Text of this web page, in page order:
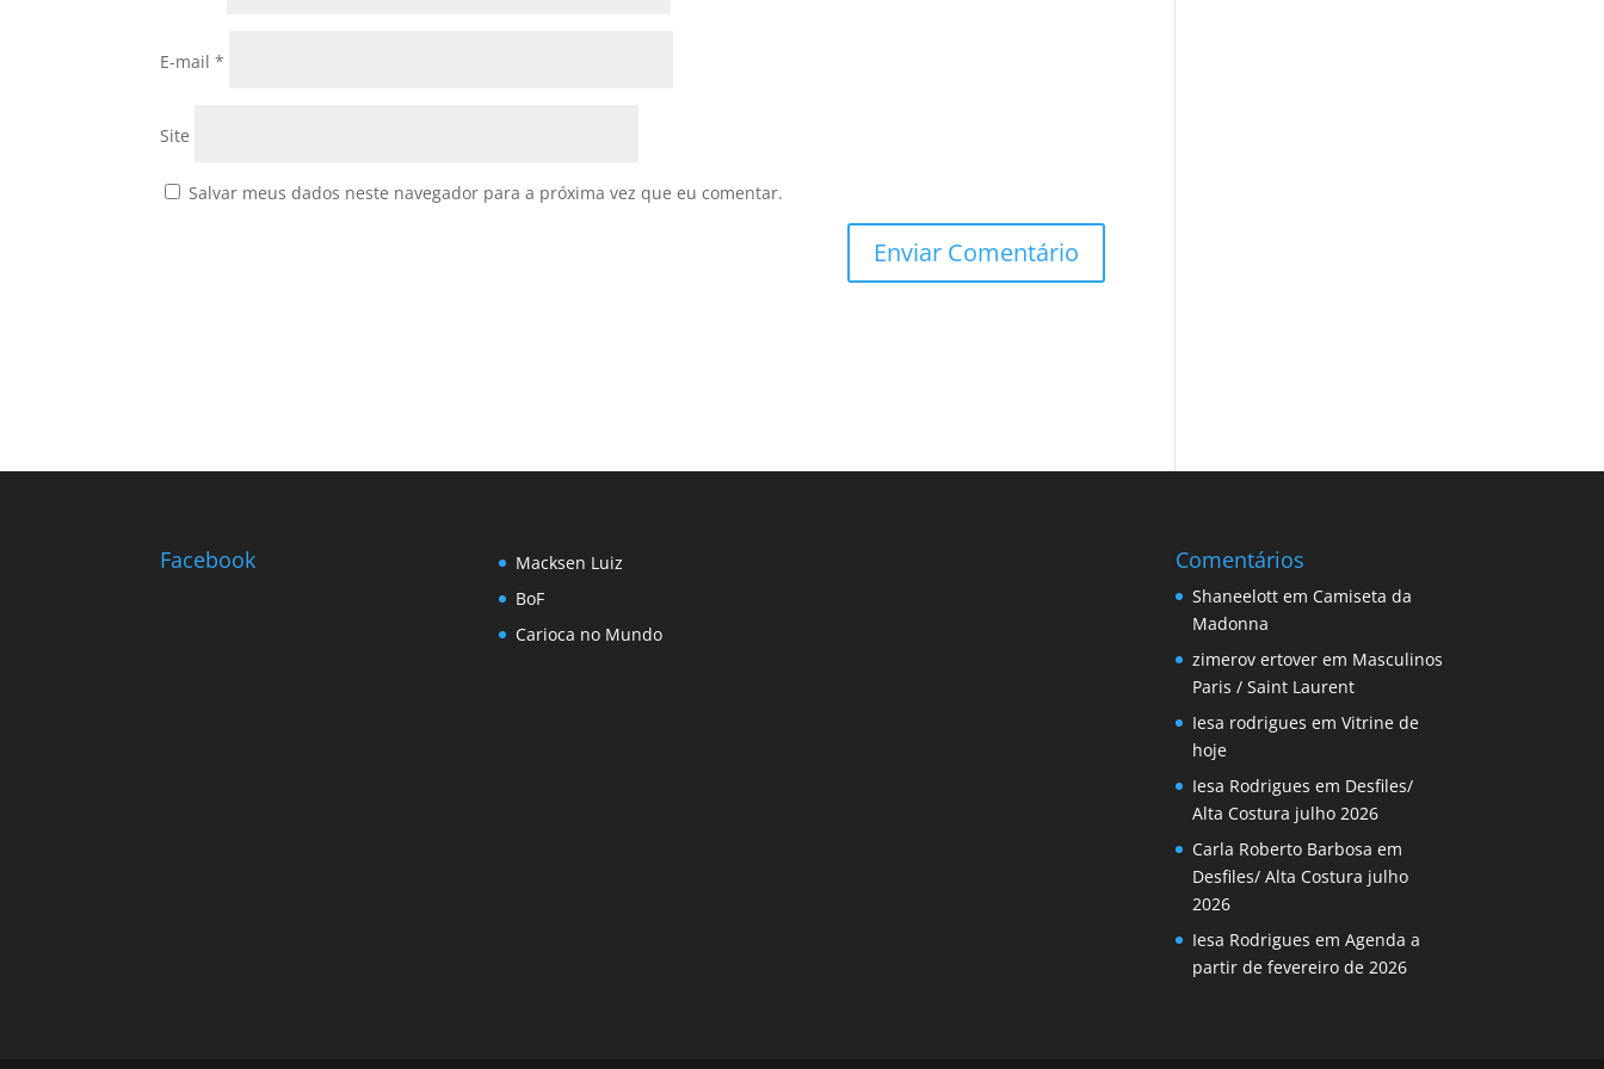
E-mail*
Site
Salvar meus dados neste navegador para a próxima vez que eu comentar.
Facebook
Macksen Luiz
BoF
Carioca no Mundo
Comentários
Shaneelott em Camiseta da
Madonna
zimerov ertover em Masculinos
Paris / Saint Laurent
Iesa rodrigues emVitrine de
hoje
Iesa Rodrigues em Desfiles/
Alta Costura julho 2026
Carla Roberto Barbosa em
Desfiles/ Alta Costura julho
2026
Iesa Rodrigues emAgenda a
partir de fevereiro de 2026